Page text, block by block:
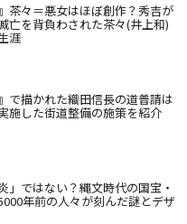
茶々＝悪女はほぼ創作？秀吉が
亡を背負わされた茶々(井上和)
涯
で描かれた織田信長の道普請は
施した街道整備の施策を紹介
」ではない？縄文時代の国宝・
年前の人々が刻んだ謎とデザ